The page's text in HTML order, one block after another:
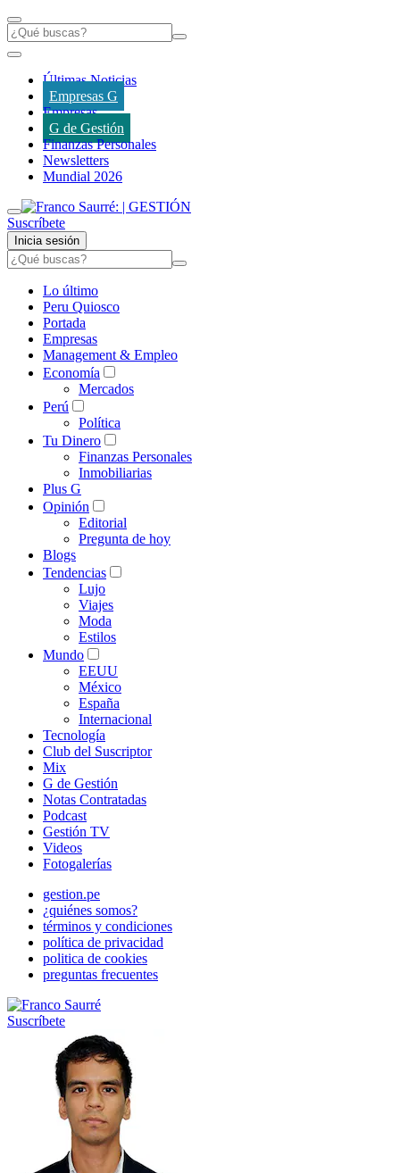
Últimas Noticias
Empresas G
Empresas
G de Gestión
Finanzas Personales
Newsletters
Mundial 2026
Suscríbete
Inicia sesión
Lo último
Peru Quiosco
Portada
Empresas
Management & Empleo
Economía
Mercados
Perú
Política
Tu Dinero
Finanzas Personales
Inmobiliarias
Plus G
Opinión
Editorial
Pregunta de hoy
Blogs
Tendencias
Lujo
Viajes
Moda
Estilos
Mundo
EEUU
México
España
Internacional
Tecnología
Club del Suscriptor
Mix
G de Gestión
Notas Contratadas
Podcast
Gestión TV
Videos
Fotogalerías
gestion.pe
¿quiénes somos?
términos y condiciones
política de privacidad
politica de cookies
preguntas frecuentes
Suscríbete